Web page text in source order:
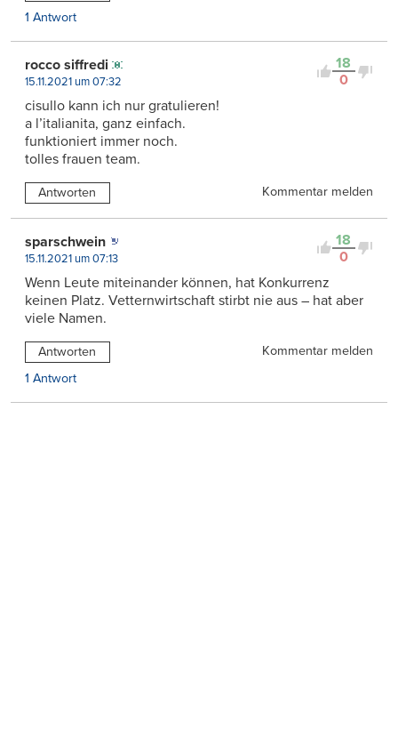
1 Antwort
18
0
rocco siffredi
15.11.2021 um 07:32
cisullo kann ich nur gratulieren!
a l’italianita, ganz einfach.
funktioniert immer noch.
tolles frauen team.
Antworten Kommentar melden
18
0
sparschwein
15.11.2021 um 07:13
Wenn Leute miteinander können, hat Konkurrenz
keinen Platz. Vetternwirtschaft stirbt nie aus – hat aber
viele Namen.
Antworten
Kommentar melden
1 Antwort